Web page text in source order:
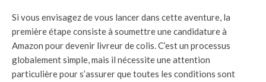
Si vous envisagez de vous lancer dans cette aventure, la
première étape consiste à soumettre une candidature à
Amazon pour devenir livreur de colis. C’est un processus
globalement simple, mais il nécessite une attention
particulière pour s’assurer que toutes les conditions sont